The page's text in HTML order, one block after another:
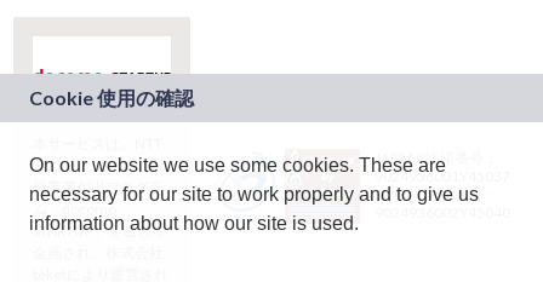
ドコモグループの新
規事業創出プログラ
ム「docomo
STARTUP」を通じて
JASRAC許諾番号：
9024936001Y45037
JASRAC許諾番号：
On our website we use some cookies. These are
necessary for our site to work properly and to give us
information about how our site is used.